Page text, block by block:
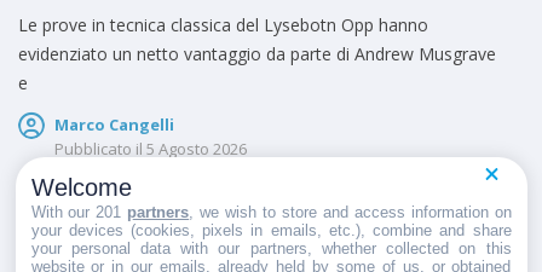
Le prove in tecnica classica del Lysebotn Opp hanno
evidenziato un netto vantaggio da parte di Andrew Musgrave
e
Marco Cangelli
Pubblicato il 5 Agosto 2026
Welcome
With our 201 partners , we wish to store and access information on
your devices (cookies, pixels in emails, etc.), combine and share
your personal data with our partners, whether collected on this
website or in our emails, already held by some of us, or obtained